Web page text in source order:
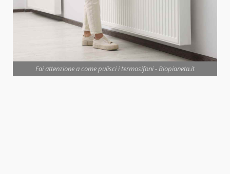
Fai attenzione a come pulisci i termosifoni - Biopianeta.it